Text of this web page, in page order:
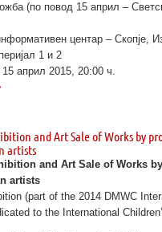
(по повод 15 април –
центар – Скопје,
1 и 2
април 2015, 20:00 ч.
and Art Sale of Works by
artists
and Art Sale of Works
artists
(part of the 2014 DMWC
to the International